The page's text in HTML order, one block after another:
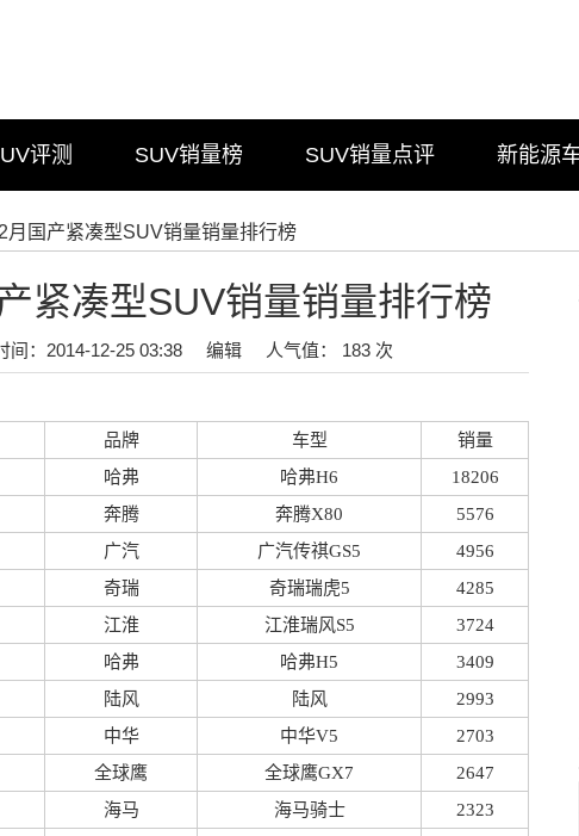
评测 SUV销量榜 SUV销量点评 新能源
月国产紧凑型SUV销量销量排行榜
紧凑型SUV销量销量排行榜
间：2014-12-25 03:38 编辑 人气值： 183 次
品牌 车型
销量
哈弗
哈弗H6
18206
奔腾
奔腾X80
5576
广汽
广汽传祺GS5
4956
奇瑞
奇瑞瑞虎5
4285
江淮
江淮瑞风S5
3724
哈弗
哈弗H5
3409
陆风
陆风
2993
中华
中华V5
2703
全球鹰
全球鹰GX7
2647
海马
海马骑士
2323